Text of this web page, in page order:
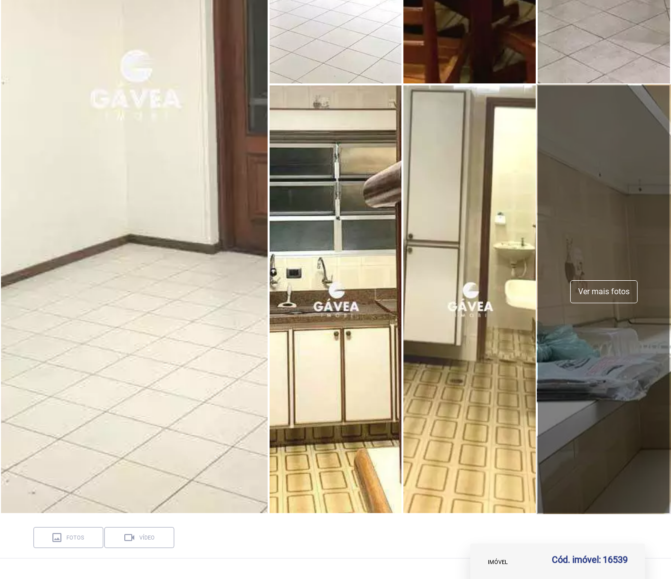
Ver mais fotos
FOTOS VÍDEO
IMÓVEL Cód. imóvel: 16539